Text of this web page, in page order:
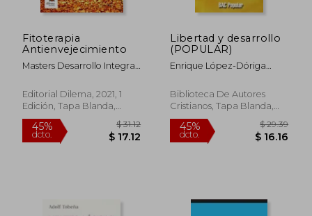
45%
dcto.
$ 40.01
$ 22.01
45%
dcto.
Fitoterapia
Antienvejecimiento
Masters Desarrollo Integral
Editorial Dilema, 2021, 1
Edición, Tapa Blanda,
Nuevo
Libertad y desarrollo
(POPULAR)
Enrique López-Dóriga
Biblioteca De Autores
Cristianos, Tapa Blanda,
Nuevo